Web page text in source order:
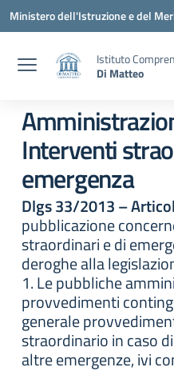
Vai ai contenuti
Vai al menu di navigazione
Vai al footer
Ministero dell'Istruzione e del
Istituto
Di Matteo
Interventi
emergenza
Dlgs 33/2013 –
pubblicazione
straordinari e di
deroghe alla
1. Le pubbliche
provvedimenti
generale
straordinario in caso
altre emergenze, ivi